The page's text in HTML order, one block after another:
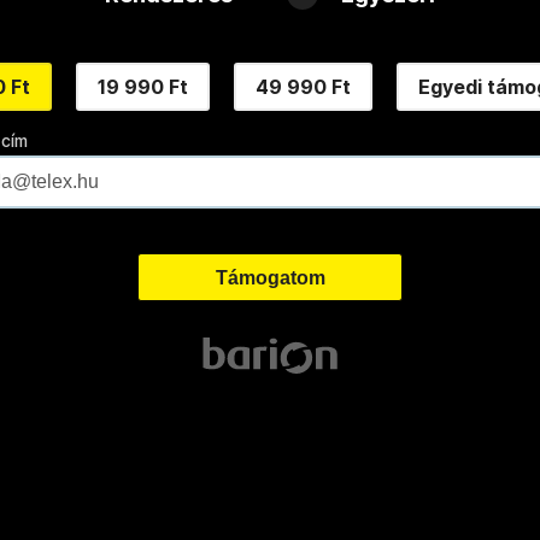
Ft 19 990 Ft 49 990 Ft Egyedi